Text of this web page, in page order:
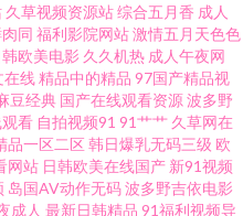
乐 男人AV午码影院 1024精品国产
自拍 婷婷综合影院 91色色视频在线
线观看 日韩精品三级A片 性猛交精
播放视频在线观看 东京热色色 韩国
久草视频资源站综合五月香 成人
同 福利影院网站激情五月天色色
欧美电影 久久机热 成人午夜网
在线精品中的精品 97国产精品视
豆经典 国产在线观看资源波多野
看 自拍视频91 91艹艹 久草网在
品一区二区 韩日爆乳无码三级 欧
网站 日韩欧美在线国产 新91视频
岛国AV动作无码波多野吉依电影
成人 最新日韩精品 91福利视频导